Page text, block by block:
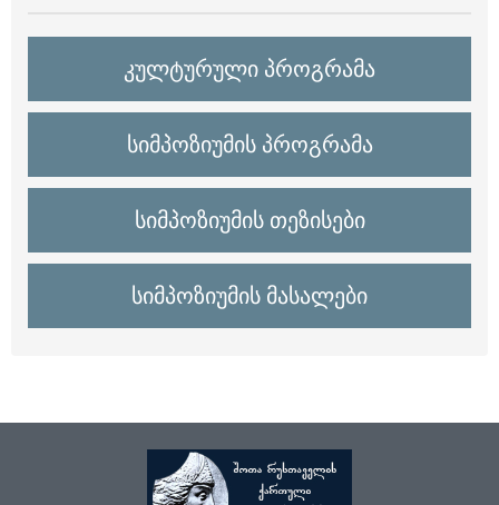
კულტურული პროგრამა
სიმპოზიუმის პროგრამა
სიმპოზიუმის თეზისები
სიმპოზიუმის მასალები